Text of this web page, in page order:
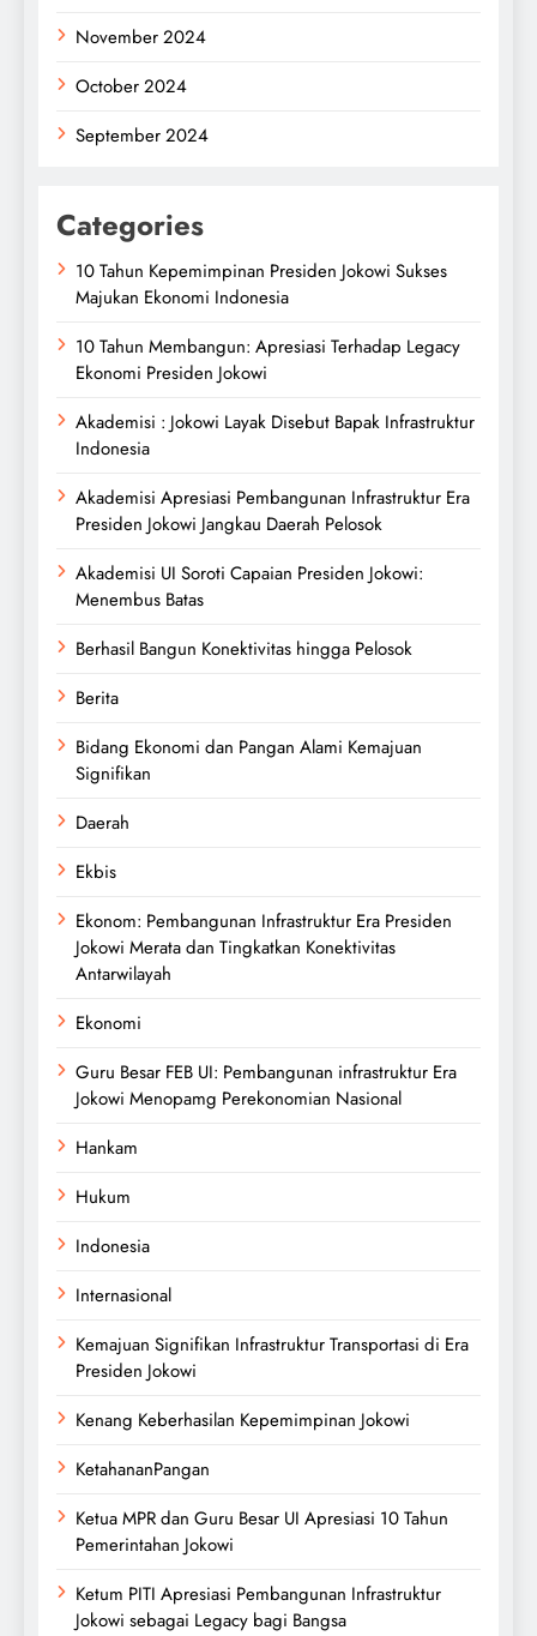
November 2024
October 2024
September 2024
Categories
10 Tahun Kepemimpinan Presiden Jokowi Sukses
Majukan Ekonomi Indonesia
10 Tahun Membangun: Apresiasi Terhadap Legacy
Ekonomi Presiden Jokowi
Akademisi : Jokowi Layak Disebut Bapak Infrastruktur
Indonesia
Akademisi Apresiasi Pembangunan Infrastruktur Era
Presiden Jokowi Jangkau Daerah Pelosok
Akademisi UI Soroti Capaian Presiden Jokowi:
Menembus Batas
Berhasil Bangun Konektivitas hingga Pelosok
Berita
Bidang Ekonomi dan Pangan Alami Kemajuan
Signifikan
Daerah
Ekbis
Ekonom: Pembangunan Infrastruktur Era Presiden
Jokowi Merata dan Tingkatkan Konektivitas
Antarwilayah
Ekonomi
Guru Besar FEB UI: Pembangunan infrastruktur Era
Jokowi Menopamg Perekonomian Nasional
Hankam
Hukum
Indonesia
Internasional
Kemajuan Signifikan Infrastruktur Transportasi di Era
Presiden Jokowi
Kenang Keberhasilan Kepemimpinan Jokowi
KetahananPangan
Ketua MPR dan Guru Besar UI Apresiasi 10 Tahun
Pemerintahan Jokowi
Ketum PITI Apresiasi Pembangunan Infrastruktur
Jokowi sebagai Legacy bagi Bangsa